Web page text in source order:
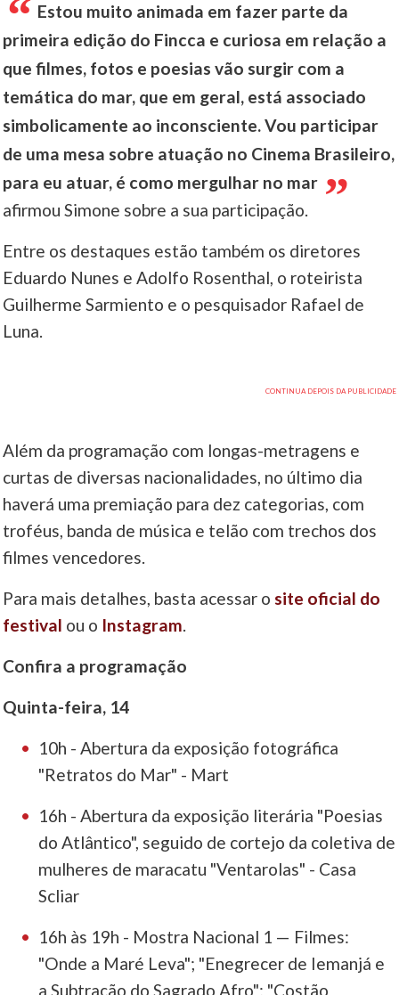
Estou muito animada em fazer parte da
primeira edição do Fincca e curiosa em relação a
que filmes, fotos e poesias vão surgir com a
temática do mar, que em geral, está associado
simbolicamente ao inconsciente. Vou participar
de uma mesa sobre atuação no Cinema Brasileiro,
para eu atuar, é como mergulhar no mar
afirmou Simone sobre a sua participação.
Entre os destaques estão também os diretores
Eduardo Nunes e Adolfo Rosenthal, o roteirista
Guilherme Sarmiento e o pesquisador Rafael de
Luna.
Além da programação com longas-metragens e
curtas de diversas nacionalidades, no último dia
haverá uma premiação para dez categorias, com
troféus, banda de música e telão com trechos dos
filmes vencedores.
Para mais detalhes, basta acessar osite oficial do
festival ou o Instagram.
Confira a programação
Quinta-feira, 14
10h - Abertura da exposição fotográfica
"Retratos do Mar" - Mart
16h - Abertura da exposição literária "Poesias
do Atlântico", seguido de cortejo da coletiva de
mulheres de maracatu "Ventarolas" - Casa
Scliar
16h às 19h - Mostra Nacional 1 — Filmes:
"Onde a Maré Leva"; "Enegrecer de Iemanjá e
a Subtração do Sagrado Afro"; "Costão